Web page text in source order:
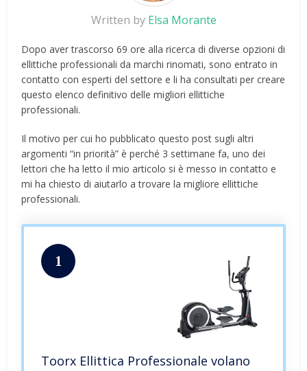
Written by Elsa Morante
Dopo aver trascorso 69 ore alla ricerca di diverse opzioni di
ellittiche professionali da marchi rinomati, sono entrato in
contatto con esperti del settore e li ha consultati per creare
questo elenco definitivo delle migliori ellittiche
professionali.
Il motivo per cui ho pubblicato questo post sugli altri
argomenti “in priorità” è perché 3 settimane fa, uno dei
lettori che ha letto il mio articolo si è messo in contatto e
mi ha chiesto di aiutarlo a trovare la migliore ellittiche
professionali.
1
Toorx Ellittica Professionale volano